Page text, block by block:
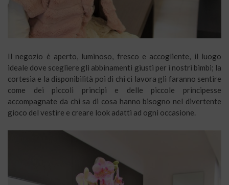
Il negozio è aperto, luminoso, fresco e accogliente, il luogo
ideale dove scegliere gli abbinamenti giusti per i nostri bimbi; la
cortesia e la disponibilità poi di chi ci lavora gli faranno sentire
come dei piccoli principi e delle piccole principesse
accompagnate da chi sa di cosa hanno bisogno nel divertente
gioco del vestire e creare look adatti ad ogni occasione.